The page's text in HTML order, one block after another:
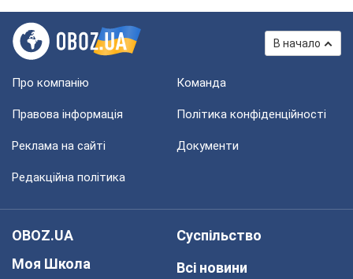
В начало
Про компанію Команда
Правова інформація Політика конфіденційності
Реклама на сайті Документи
Редакційна політика
OBOZ.UA
Моя Школа
Суспільство
Всі новини